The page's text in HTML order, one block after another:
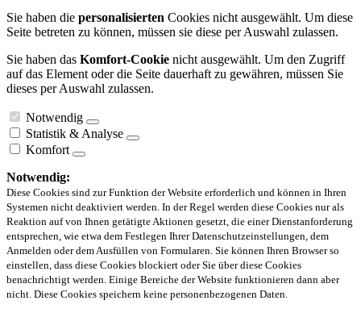
Sie haben die personalisierten Cookies nicht ausgewählt. Um diese
Seite betreten zu können, müssen sie diese per Auswahl zulassen.
Sie haben das Komfort-Cookie nicht ausgewählt. Um den Zugriff
auf das Element oder die Seite dauerhaft zu gewähren, müssen Sie
dieses per Auswahl zulassen.
Notwendig
Statistik & Analyse
Komfort
Notwendig:
Diese Cookies sind zur Funktion der Website erforderlich und können in Ihren
Systemen nicht deaktiviert werden. In der Regel werden diese Cookies nur als
Reaktion auf von Ihnen getätigte Aktionen gesetzt, die einer Dienstanforderung
entsprechen, wie etwa dem Festlegen Ihrer Datenschutzeinstellungen, dem
Anmelden oder dem Ausfüllen von Formularen. Sie können Ihren Browser so
einstellen, dass diese Cookies blockiert oder Sie über diese Cookies
benachrichtigt werden. Einige Bereiche der Website funktionieren dann aber
nicht. Diese Cookies speichern keine personenbezogenen Daten.